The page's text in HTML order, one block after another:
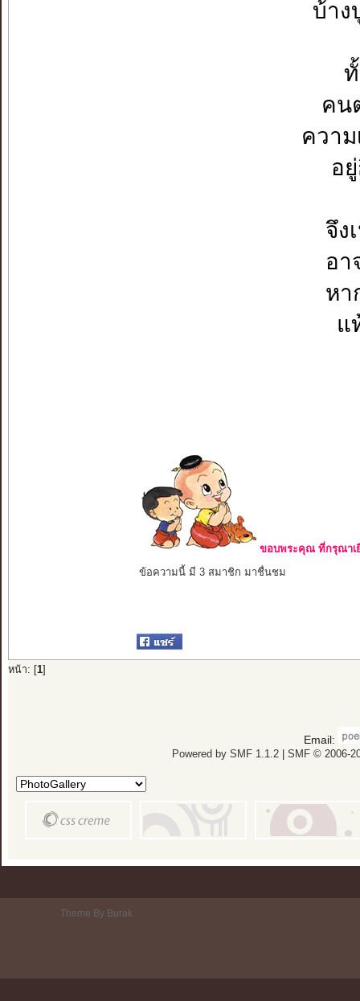
บ้าง
คน
ควา
อ
จึง
อา
หา
แ
ขอบพระคุณ ที่กรุณาเ
ข้อความนี้ มี 3 สมาชิก มาชื่นชม
หน้า: [ 1]
Email:
Powered by SMF 1.1.2| SMF © 2006-
Theme By Burak